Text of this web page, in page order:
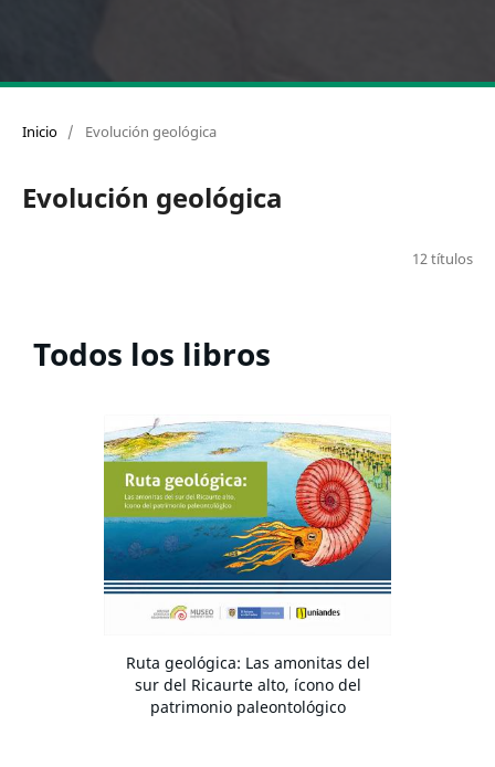
Inicio / Evolución geológica
Evolución geológica
12 títulos
Todos los libros
Ruta geológica: Las amonitas del
sur del Ricaurte alto, ícono del
patrimonio paleontológico